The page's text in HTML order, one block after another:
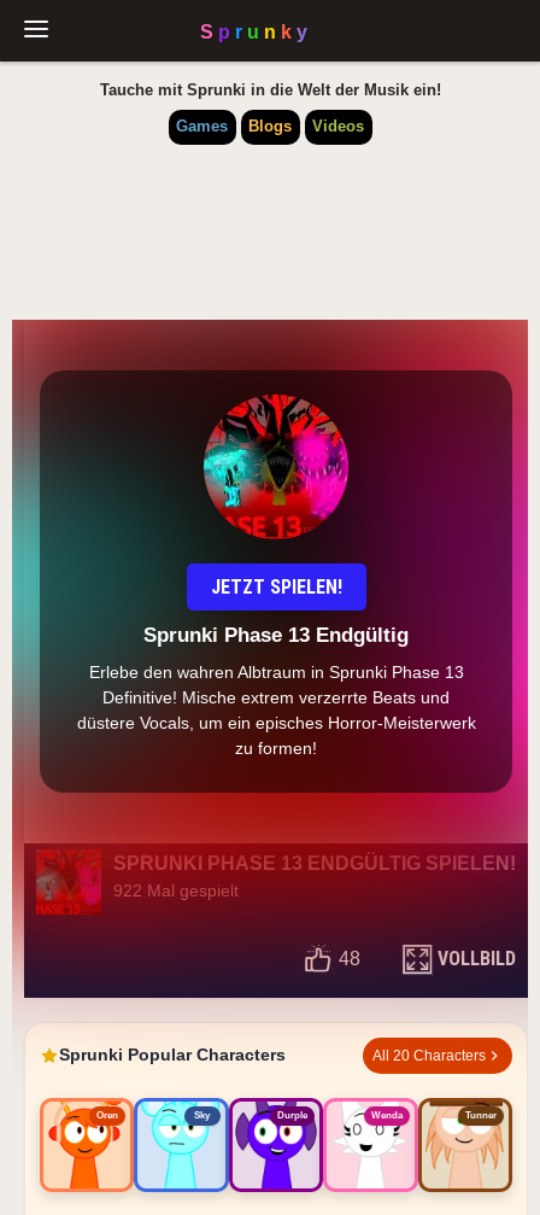
Tauche mit Sprunki in die Welt der Musik ein!
Games
Blogs Videos
JETZT SPIELEN!
Sprunki Phase 13 Endgültig
Erlebe den wahren Albtraum in Sprunki Phase 13
Definitive! Mische extrem verzerrte Beats und
düstere Vocals, um ein episches Horror-Meisterwerk
zu formen!
SPRUNKI PHASE 13 ENDGÜLTIG SPIELEN!
922 Mal gespielt
48 VOLLBILD
Sprunki Popular Characters All 20 Characters
Oren Sky Durple Wenda Tunner